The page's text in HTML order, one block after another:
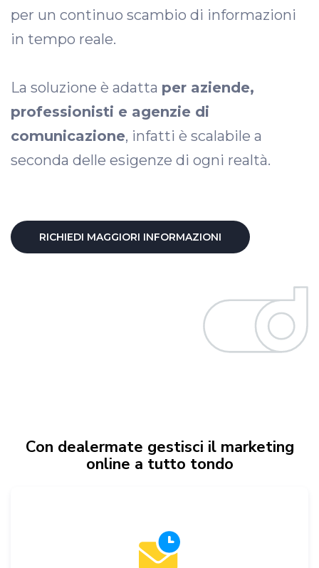
per un continuo scambio di informazioni
in tempo reale.
La soluzione è adatta per aziende,
professionisti e agenzie di
comunicazione, infatti è scalabile a
seconda delle esigenze di ogni realtà.
RICHIEDI MAGGIORI INFORMAZIONI
Con dealermate gestisci il marketing
online a tutto tondo